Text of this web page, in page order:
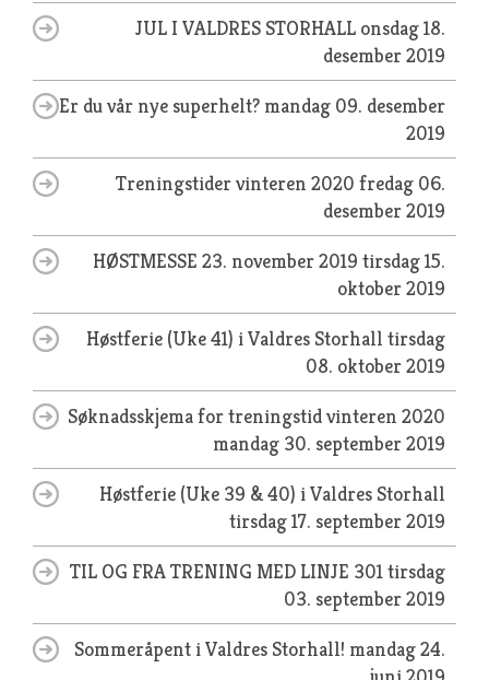
JUL I VALDRES STORHALL onsdag 18.
desember 2019
Er du vår nye superhelt? mandag 09. desember
2019
Treningstider vinteren 2020 fredag 06.
desember 2019
HØSTMESSE 23. november 2019 tirsdag 15.
oktober 2019
Høstferie (Uke 41) i Valdres Storhall tirsdag
08. oktober 2019
Søknadsskjema for treningstid vinteren 2020
mandag 30. september 2019
Høstferie (Uke 39 & 40) i Valdres Storhall
tirsdag 17. september 2019
TIL OG FRA TRENING MED LINJE 301tirsdag
03. september 2019
Sommeråpent i Valdres Storhall! mandag 24.